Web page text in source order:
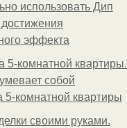
использовать Дип
эффекта
5-комнатной квартиры.
собой
5-комнатной квартиры
своими руками.